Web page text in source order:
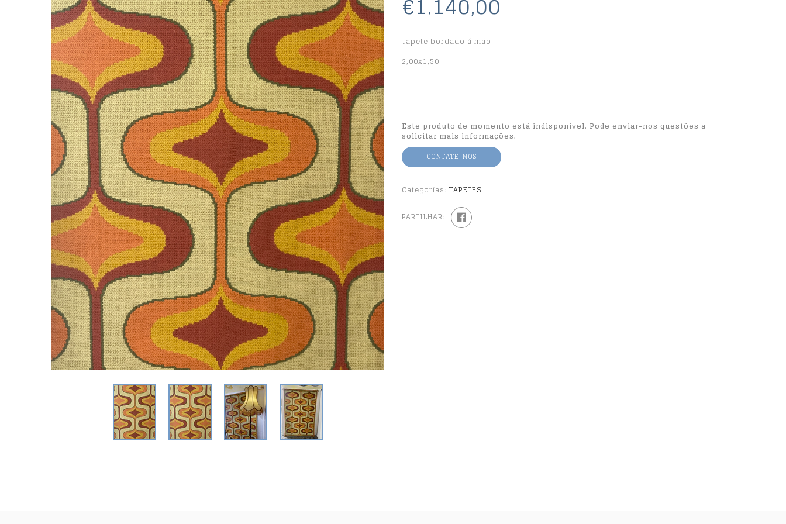
Tapete bordado á mão
2,00x1,50
Este produto de momento está indisponível. Pode enviar-nos questões a
solicitar mais informações.
CONTATE-NOS
Categorias: TAPETES
PARTILHAR: